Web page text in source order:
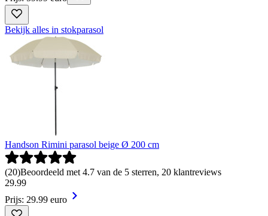
Bekijk alles in stokparasol
Handson Rimini parasol beige Ø 200 cm
(20)Beoordeeld met 4.7 van de 5 sterren, 20 klantreviews
29.99
Prijs: 29.99 euro